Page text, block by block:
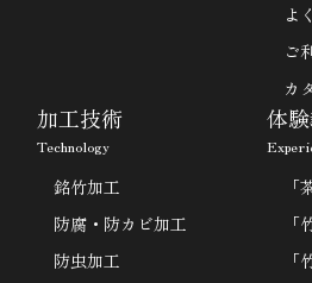
よ
ご
カ
加工技術
Technology
銘竹加工
防腐・防カビ加工
防虫加工
体